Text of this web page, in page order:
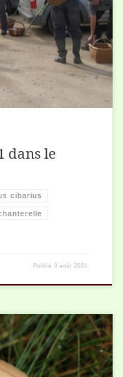
et contents de nous
belle ramasse,
!
dans le
cibarius
Publié3 août 2021